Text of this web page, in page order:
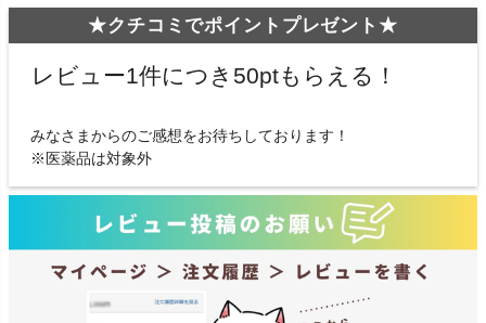
★クチコミでポイントプレゼント★
レビュー1件につき50ptもらえる！
みなさまからのご感想をお待ちしております！
※医薬品は対象外